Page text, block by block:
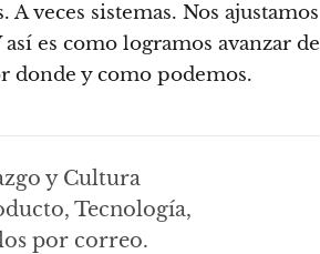
veces sistemas. Nos ajustamos
es como logramos avanzar de
donde y como podemos.
y Cultura
Tecnología,
por correo.